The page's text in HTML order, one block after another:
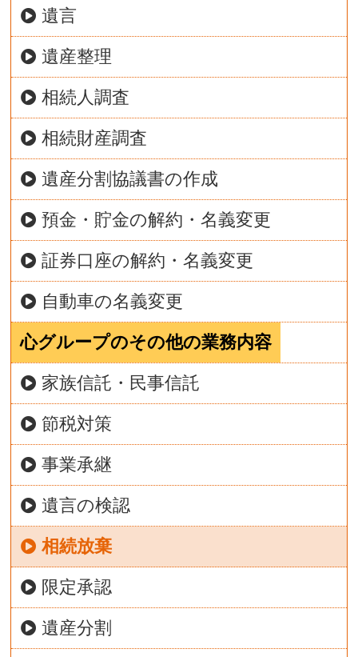
遺言
遺産整理
相続人調査
相続財産調査
遺産分割協議書の作成
預金・貯金の解約・名義変更
証券口座の解約・名義変更
自動車の名義変更
心グループのその他の業務内容
家族信託・民事信託
節税対策
事業承継
遺言の検認
相続放棄
限定承認
遺産分割